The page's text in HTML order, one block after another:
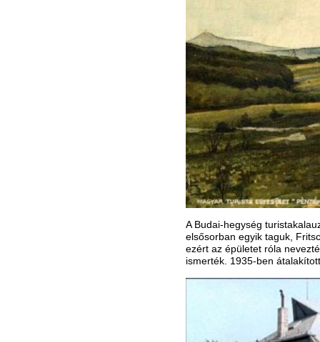
A Budai-hegység
elsősorban egyik taguk,
ezért az épületet róla
ismerték. 1935-ben